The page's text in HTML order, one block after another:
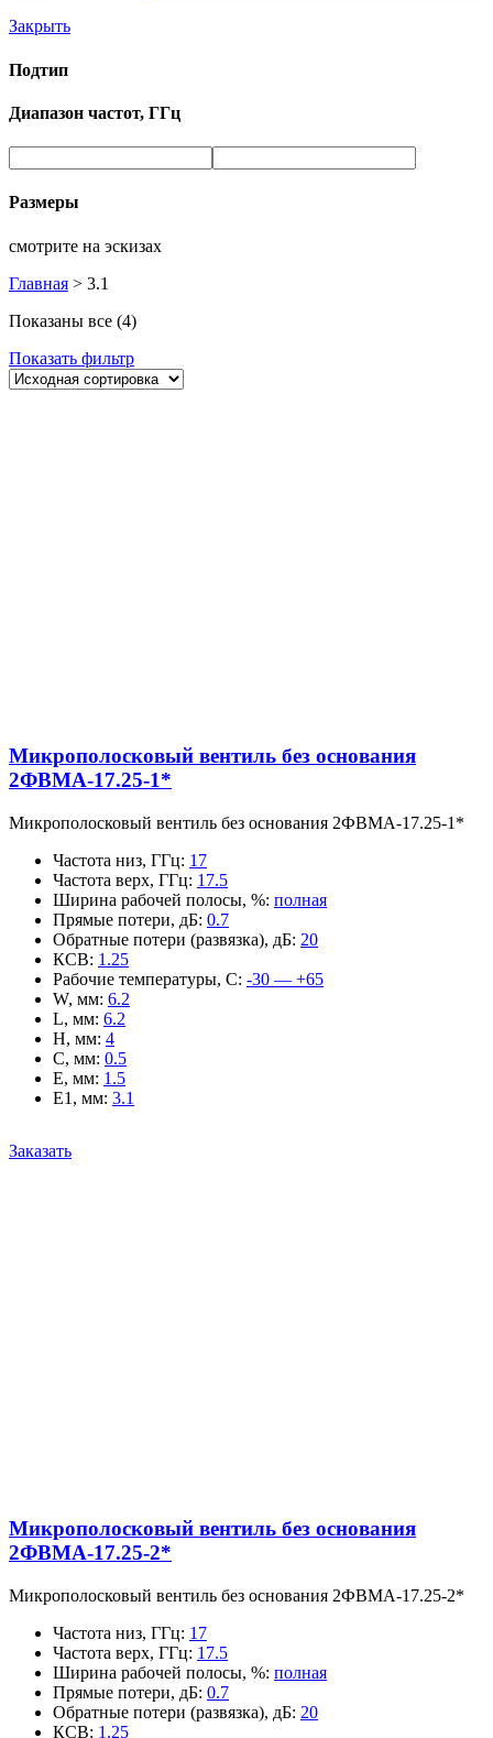
Закрыть
Подтип
Диапазон частот, ГГц
Размеры
смотрите на эскизах
Главная > 3.1
Показаны все (4)
Показать фильтр
Микрополосковый вентиль без основания
2ФВМA-17.25-1*
Микрополосковый вентиль без основания 2ФВМA-17.25-1*
Частота низ, ГГц: 17
Частота верх, ГГц: 17.5
Ширина рабочей полосы, %: полная
Прямые потери, дБ: 0.7
Обратные потери (развязка), дБ: 20
КСВ: 1.25
Рабочие температуры, С: -30 — +65
W, мм: 6.2
L, мм: 6.2
H, мм: 4
C, мм: 0.5
E, мм: 1.5
E1, мм: 3.1
Заказать
Микрополосковый вентиль без основания
2ФВМA-17.25-2*
Микрополосковый вентиль без основания 2ФВМA-17.25-2*
Частота низ, ГГц: 17
Частота верх, ГГц: 17.5
Ширина рабочей полосы, %: полная
Прямые потери, дБ: 0.7
Обратные потери (развязка), дБ: 20
КСВ: 1.25